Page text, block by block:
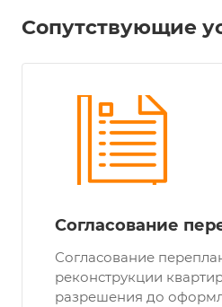
Сопутствующие
Согласование
Согласование
реконструкции
разрешения до